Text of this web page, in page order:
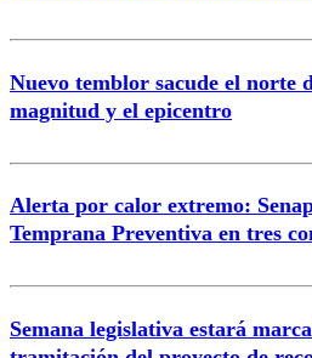
Nuevo temblor sacude el norte
magnitud y el epicentro
Alerta por calor extremo:
Temprana Preventiva en tres
Semana legislativa estará